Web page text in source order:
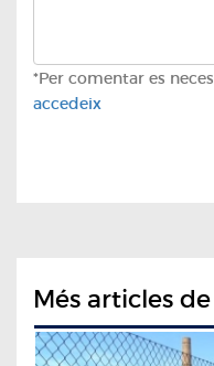
*Per comentar es
accedeix
Més articles